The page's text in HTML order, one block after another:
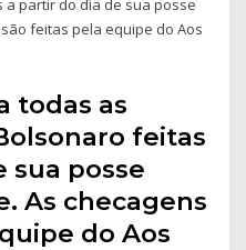
partir do dia de sua posse
feitas pela equipe do Aos
todas as
feitas
sua posse
As checagens
do Aos